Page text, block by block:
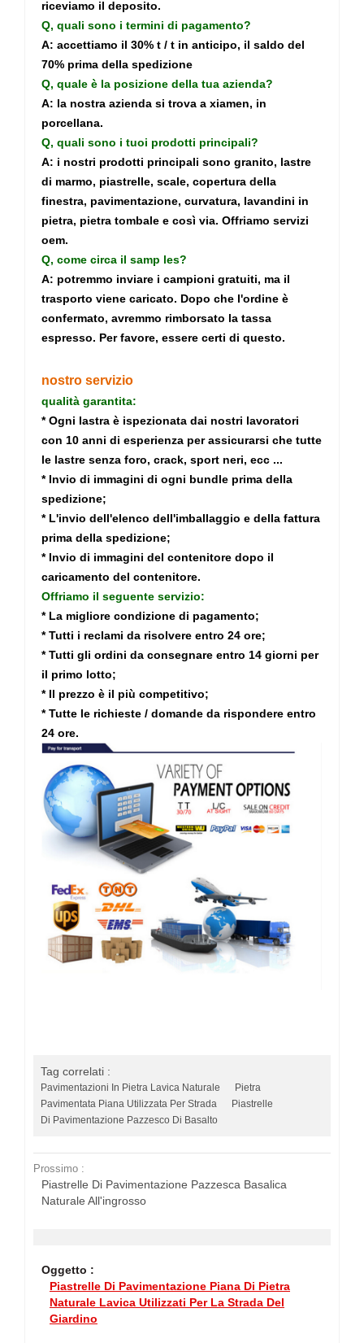
riceviamo il deposito.
Q, quali sono i termini di pagamento?
A: accettiamo il 30% t / t in anticipo, il saldo del
70% prima della spedizione
Q, quale è la posizione della tua azienda?
A: la nostra azienda si trova a xiamen, in
porcellana.
Q, quali sono i tuoi prodotti principali?
A: i nostri prodotti principali sono granito, lastre
di marmo, piastrelle, scale, copertura della
finestra, pavimentazione, curvatura, lavandini in
pietra, pietra tombale e così via. Offriamo servizi
oem.
Q, come circa il samp les?
A: potremmo inviare i campioni gratuiti, ma il
trasporto viene caricato. Dopo che l'ordine è
confermato, avremmo rimborsato la tassa
espresso. Per favore, essere certi di questo.
nostro servizio
qualità garantita:
* Ogni lastra è ispezionata dai nostri lavoratori
con 10 anni di esperienza per assicurarsi che tutte
le lastre senza foro, crack, sport neri, ecc ...
* Invio di immagini di ogni bundle prima della
spedizione;
* L'invio dell'elenco dell'imballaggio e della fattura
prima della spedizione;
* Invio di immagini del contenitore dopo il
caricamento del contenitore.
Offriamo il seguente servizio:
* La migliore condizione di pagamento;
* Tutti i reclami da risolvere entro 24 ore;
* Tutti gli ordini da consegnare entro 14 giorni per
il primo lotto;
* Il prezzo è il più competitivo;
* Tutte le richieste / domande da rispondere entro
24 ore.
Tag correlati :
Pavimentazioni In Pietra Lavica Naturale
Pietra
Pavimentata Piana Utilizzata Per Strada
Piastrelle
Di Pavimentazione Pazzesco Di Basalto
Prossimo :
Piastrelle Di Pavimentazione Pazzesca Basalica
Naturale All'ingrosso
Oggetto :
Piastrelle Di Pavimentazione Piana Di Pietra
Naturale Lavica Utilizzati Per La Strada Del
Giardino